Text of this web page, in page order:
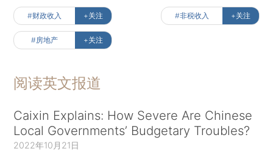
#财政收入 +关注 #非税收入 +关注
#房地产 +关注
阅读英文报道
Caixin Explains: How Severe Are Chinese
Local Governments’ Budgetary Troubles?
2022年10月21日